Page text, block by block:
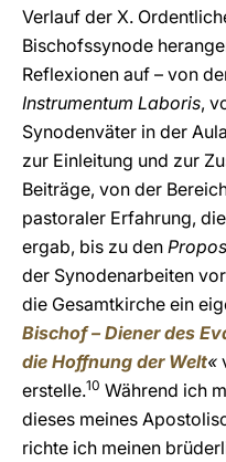
Verlauf der X.
Bischofssynode
Reflexionen auf – von
Instrumentum Laboris,
Synodenväter in der
zur Einleitung und zur
Beiträge, von der
pastoraler Erfahrung,
ergab, bis zu den
der Synodenarbeiten
die Gesamtkirche ein
Bischof – Diener des
die Hoffnung der Welt«
erstelle.10 Während ich
dieses meines
richte ich meinen